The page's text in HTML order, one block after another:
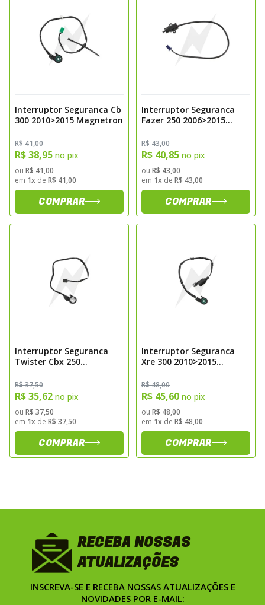
Interruptor Seguranca Cb
300 2010>2015 Magnetron
R$ 41,00
R$ 38,95 no pix
ou R$ 41,00
em 1x de R$ 41,00
COMPRAR
Interruptor Seguranca
Fazer 250 2006>2015
R$ 43,00
R$ 40,85 no pix
ou R$ 43,00
em 1x de R$ 43,00
COMPRAR
Interruptor Seguranca
Twister Cbx 250
R$ 37,50
R$ 35,62 no pix
ou R$ 37,50
em 1x de R$ 37,50
COMPRAR
Interruptor Seguranca
Xre 300 2010>2015
R$ 48,00
R$ 45,60 no pix
ou R$ 48,00
em 1x de R$ 48,00
COMPRAR
RECEBA NOSSAS
ATUALIZAÇÕES
INSCREVA-SE E RECEBA NOSSAS ATUALIZAÇÕES E
NOVIDADES POR E-MAIL: